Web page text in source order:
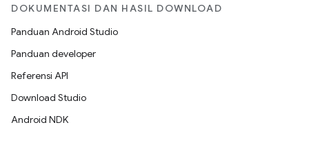
DOKUMENTASI DAN HASIL DOWNLOAD
Panduan Android Studio
Panduan developer
Referensi API
Download Studio
Android NDK